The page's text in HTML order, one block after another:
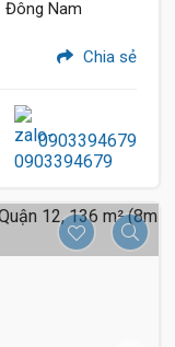
Đông Nam
Chia sẻ
0903394679